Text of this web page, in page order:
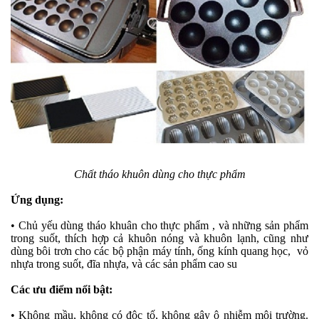
Chất tháo khuôn dùng cho thực phẩm
Ứng dụng:
• Chủ yếu dùng tháo khuân cho thực phẩm , và những sản phẩm
trong suốt, thích hợp cả khuôn nóng và khuôn lạnh, cũng như
dùng bôi trơn cho các bộ phận máy tính, ống kính quang học, vỏ
nhựa trong suốt, đĩa nhựa, và các sản phẩm cao su
Các ưu điểm nổi bật:
• Không mầu, không có độc tố, không gây ô nhiễm môi trường.